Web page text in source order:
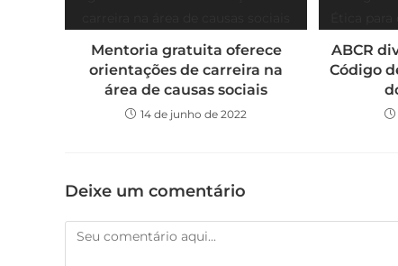
Mentoria gratuita oferece
orientações de carreira na
área de causas sociais
14 de junho de 2022
ABCR
Código
Deixe um comentário